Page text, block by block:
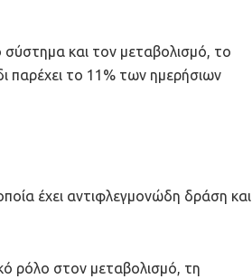
σύστημα και τον μεταβολισμό, το
παρέχει το 11% των ημερήσιων
έχει αντιφλεγμονώδη δράση και
ρόλο στον μεταβολισμό, τη